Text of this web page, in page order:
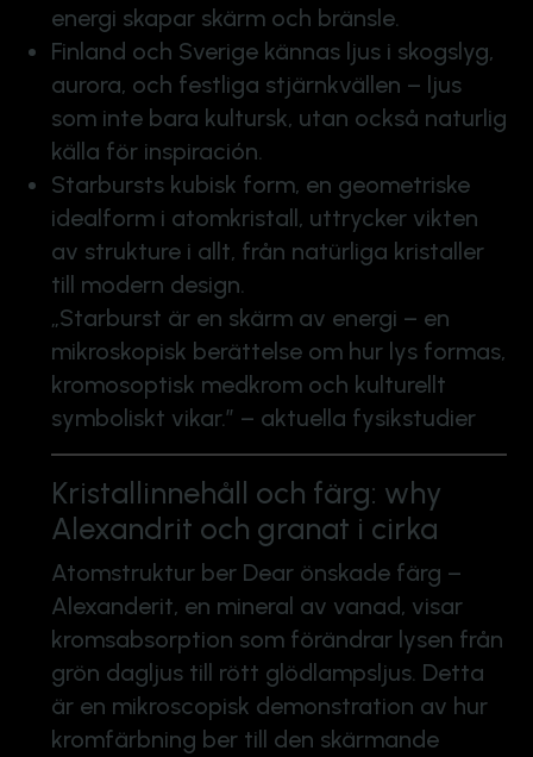
energi skapar skärm och bränsle.
Finland och Sverige kännas ljus i skogslyg,
aurora, och festliga stjärnkvällen – ljus
som inte bara kultursk, utan också naturlig
källa för inspiración.
Starbursts kubisk form, en geometriske
idealform i atomkristall, uttrycker vikten
av strukture i allt, från natürliga kristaller
till modern design.
„Starburst är en skärm av energi – en
mikroskopisk berättelse om hur lys formas,
kromosoptisk medkrom och kulturellt
symboliskt vikar.” – aktuella fysikstudier
Kristallinnehåll och färg: why
Alexandrit och granat i cirka
Atomstruktur ber Dear önskade färg –
Alexanderit, en mineral av vanad, visar
kromsabsorption som förändrar lysen från
grön dagljus till rött glödlampsljus. Detta
är en mikroscopisk demonstration av hur
kromfärbning ber till den skärmande